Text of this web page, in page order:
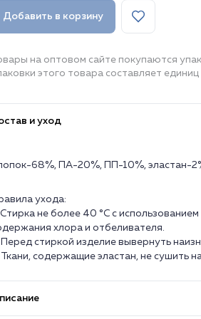
Добавить в корзину
на оптовом сайте покупаются
этого товара составляет единиц
и уход
68%, ПА-20%, ПП-10%, эластан-
ухода:
Стирка не более 40 °C с
хлора и отбеливателя.
Перед стиркой изделие вывернуть
Ткани, содержащие эластан, не сушить